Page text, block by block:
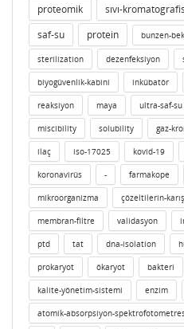
proteomik
sıvı-
saf-su
protein bunzen-
sterilization dezenfeksiyon
biyogüvenlik-kabini inkübatör
reaksiyon maya ultra-saf-su
miscibility solubility gaz-
ilaç iso-17025 kovid-19
koronavirüs - farmakope
mikroorganizma çözeltilerin-
membran-filtre validasyon
ptd tat dna-isolation
prokaryot ökaryot bakteri
kalite-yönetim-sistemi enzim
atomik-absorpsiyon-